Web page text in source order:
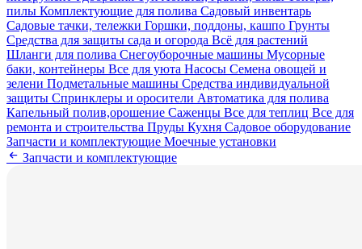
пилы Комплектующие для полива Садовый инвентарь
Садовые тачки, тележки Горшки, поддоны, кашпо Грунты
Средства для защиты сада и огорода Всё для растений
Шланги для полива Снегоуборочные машины Мусорные
баки, контейнеры Все для уюта Насосы Семена овощей и
зелени Подметальные машины Средства индивидуальной
защиты Спринклеры и оросители Автоматика для полива
Капельный полив,орошение Саженцы Все для теплиц Все для
ремонта и строительства Пруды Кухня Садовое оборудование
Запчасти и комплектующие Моечные установки
Запчасти и комплектующие